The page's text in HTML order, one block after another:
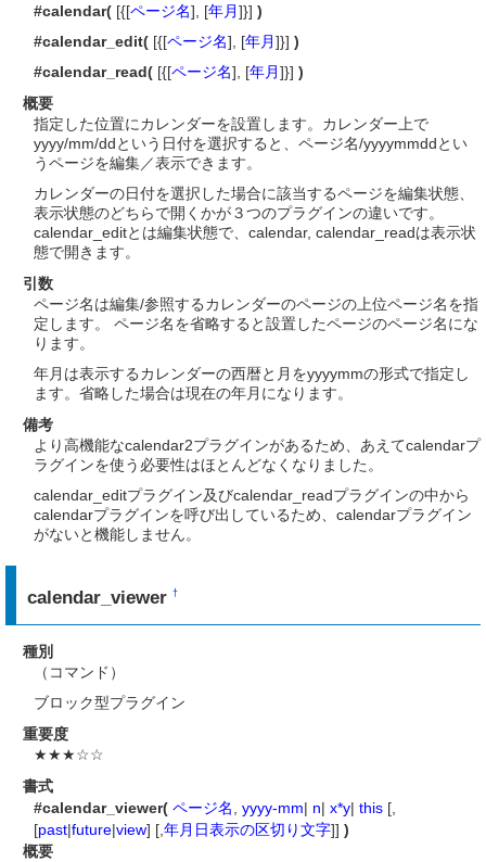
#calendar( [{[ページ名], [年月]}] )
#calendar_edit( [{[ページ名], [年月]}] )
#calendar_read( [{[ページ名], [年月]}] )
概要
指定した位置にカレンダーを設置します。カレンダー上で
yyyy/mm/ddという日付を選択すると、ページ名/yyyymmddとい
うページを編集／表示できます。
カレンダーの日付を選択した場合に該当するページを編集状態、
表示状態のどちらで開くかが３つのプラグインの違いです。
calendar_editとは編集状態で、calendar, calendar_readは表示状
態で開きます。
引数
ページ名は編集/参照するカレンダーのページの上位ページ名を指
定します。 ページ名を省略すると設置したページのページ名にな
ります。
年月は表示するカレンダーの西暦と月をyyyymmの形式で指定し
ます。省略した場合は現在の年月になります。
備考
より高機能なcalendar2プラグインがあるため、あえてcalendarプ
ラグインを使う必要性はほとんどなくなりました。
calendar_editプラグイン及びcalendar_readプラグインの中から
calendarプラグインを呼び出しているため、calendarプラグイン
がないと機能しません。
calendar_viewer†
種別
（コマンド）
ブロック型プラグイン
重要度
★★★☆☆
書式
#calendar_viewer( ページ名, yyyy-mm| n| x*y| this [,
[past|future|view] [,年月日表示の区切り文字]] )
概要